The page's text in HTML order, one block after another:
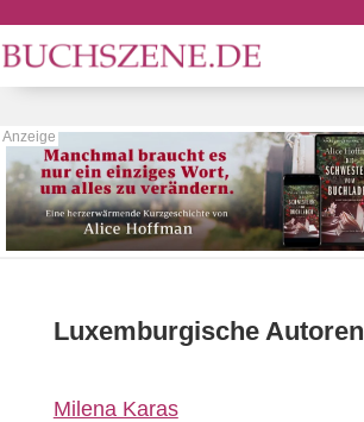
Luxemburgische Autoren
Milena Karas